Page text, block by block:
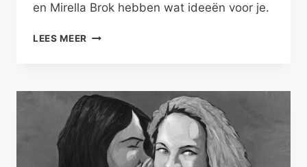
en Mirella Brok hebben wat ideeën voor je.
LEES MEER TE
GEVEN